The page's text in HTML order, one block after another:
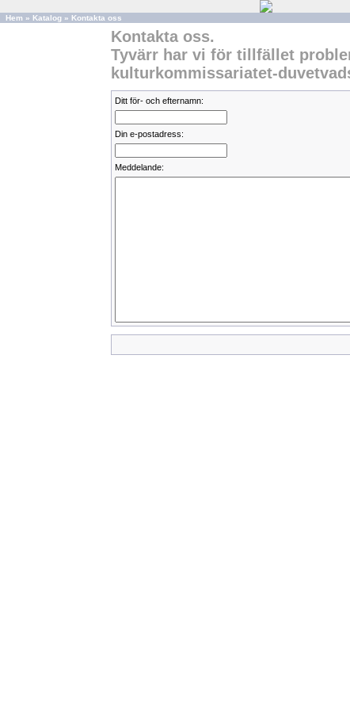
Hem » Katalog » Kontakta oss
Kontakta oss.
Tyvärr har vi för tillfället
kulturkommissariatet-
Ditt för- och efternamn:
Din e-postadress:
Meddelande: